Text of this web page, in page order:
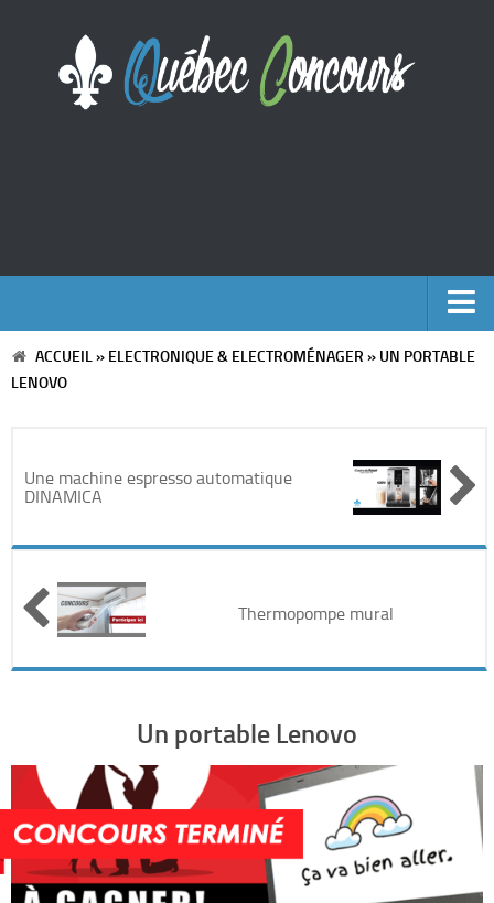
Accueil
Voyages
Cinéma
Electronique & Electroménager
Maison & Jardinage
Restaurants
ACCUEIL» ELECTRONIQUE & ELECTROMÉNAGER » UN PORTABLE
LENOVO
Une machine espresso automatique
DINAMICA
Thermopompe mural
Un portable Lenovo